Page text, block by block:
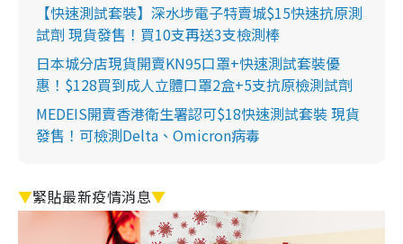
【快速測試套裝】深水埗電子特賣城$15快速抗原測
試劑 現貨發售！買10支再送3支檢測棒
日本城分店現貨開賣KN95口罩+快速測試套裝優
惠！$128買到成人立體口罩2盒+5支抗原檢測試劑
MEDEIS開賣香港衛生署認可$18快速測試套裝 現貨
發售！可檢測Delta、Omicron病毒
▼緊貼最新疫情消息▼